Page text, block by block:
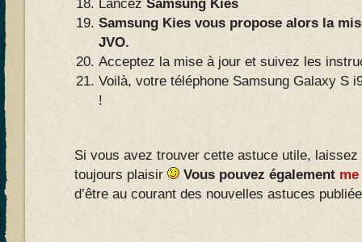
Lancez Samsung Kies
Samsung Kies vous propose alors la
JVO.
Acceptez la mise à jour et suivez les
Voilà, votre téléphone Samsung Galaxy S
!
Si vous avez trouver cette astuce utile,
toujours plaisir
Vous pouvez également
d’être au courant des nouvelles astuces